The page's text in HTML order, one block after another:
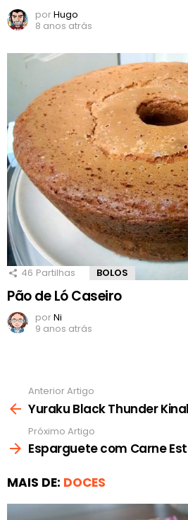
porHugo
8 anos atrás
46 Partilhas BOLOS
Pão de Ló Caseiro
porNi
9 anos atrás
mais
Anterior Artigo
Yuraku Black Thunder
Próximo Artigo
Esparguete com Carne
MAIS DE: DOCES